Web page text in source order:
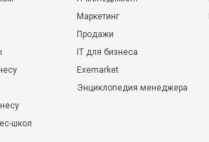
школ
Маркетинг
Продажи
IT для бизнеса
Exemarket
Энциклопедия менеджера